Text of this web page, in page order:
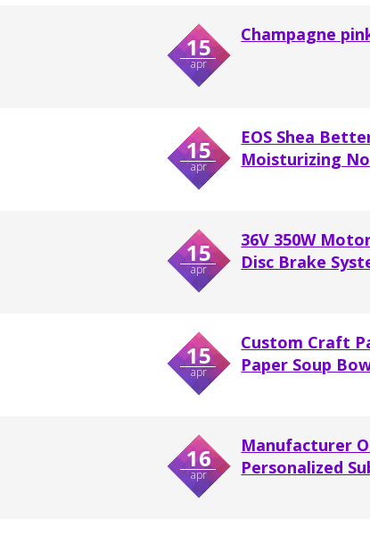
15
apr
Champagne
15
apr
EOS Shea
Moisturizing
15
apr
36V 350W
Disc Brake
15
apr
Custom Craft
Paper Soup
16
apr
Manufacturer
Personalized